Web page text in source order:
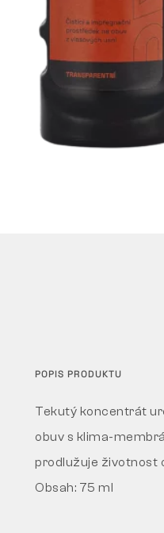
POPIS PRODUKTU
Tekutý koncentrát
obuv s klima-
prodlužuje životnost
Obsah: 75 ml